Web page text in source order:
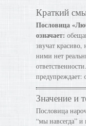
Краткий
Пословица
означает:
звучат
ними нет
предупреждает:
Значение и
Пословица
“мы навсегда” и